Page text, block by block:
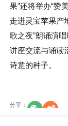
果”还将举办“赞
走进灵宝苹果产
歌之夜”朗诵演
讲座交流与诵读
诗意的种子。
分享 ：